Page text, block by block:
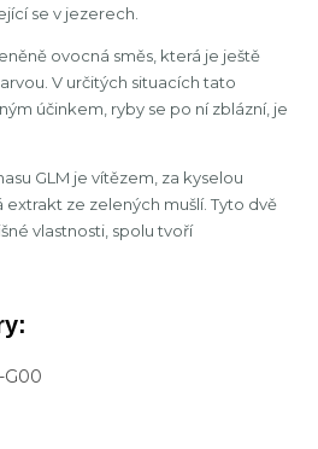
se v jezerech.
ovocná směs, která je ještě
V určitých situacích tato
účinkem, ryby se po ní zblázní, je
GLM je vítězem, za kyselou
ze zelených mušlí. Tyto dvě
vlastnosti, spolu tvoří
G00